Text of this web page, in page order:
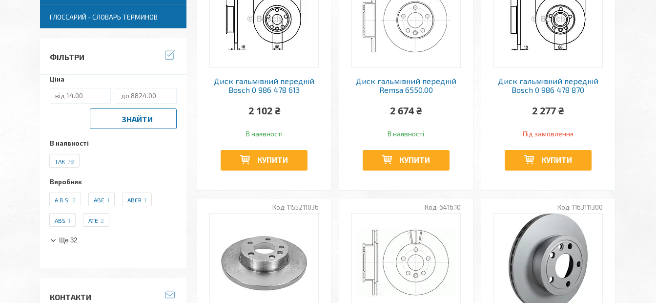
Диск гальмівний передній
Bosch 0 986 478 613
2 102 ₴
В наявності
КУПИТИ
Диск гальмівний передній
Remsa 6550.00
2 674 ₴
В наявності
КУПИТИ
Диск гальмівний передній
Bosch 0 986 478 870
2 277 ₴
Під замовлення
КУПИТИ
1155211036 6416.10 1163111300
ГЛОССАРИЙ - СЛОВАРЬ ТЕРМИНОВ
ФІЛЬТРИ
Ціна
ЗНАЙТИ
В наявності
ТАК 78
Виробник
A.B.S. 2 ABE 1 ABER 1
ABS 1 ATE 2
Ще 32
КОНТАКТИ